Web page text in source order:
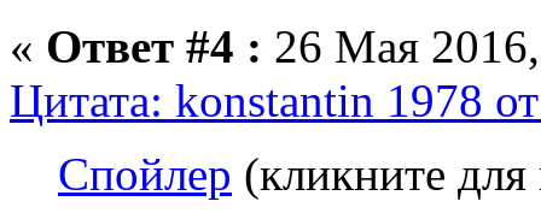
« Ответ #4 : 26 Мая
Цитата: konstantin 1978
Спойлер (кликните